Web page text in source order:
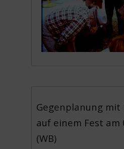
Gegenplanung mit
auf einem Fest am
(WB)